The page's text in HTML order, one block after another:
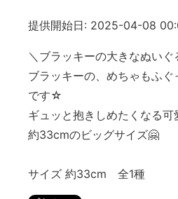
提供開始日: 2025-04-08
＼ブラッキーの大きなぬいぐ
ブラッキーの、めちゃもふ
です☆
ギュッと抱きしめたくなる可
約33cmのビッグサイズ🤗
サイズ 約33cm 全1種